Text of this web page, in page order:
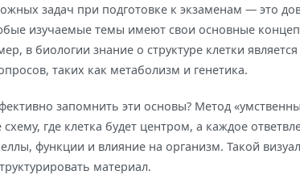
задач при подготовке к экзаменам — это
изучаемые темы имеют свои основные
в биологии знание о структуре клетки
таких как метаболизм и генетика.
запомнить эти основы? Метод
схему, где клетка будет центром, а каждое
функции и влияние на организм. Такой
материал.